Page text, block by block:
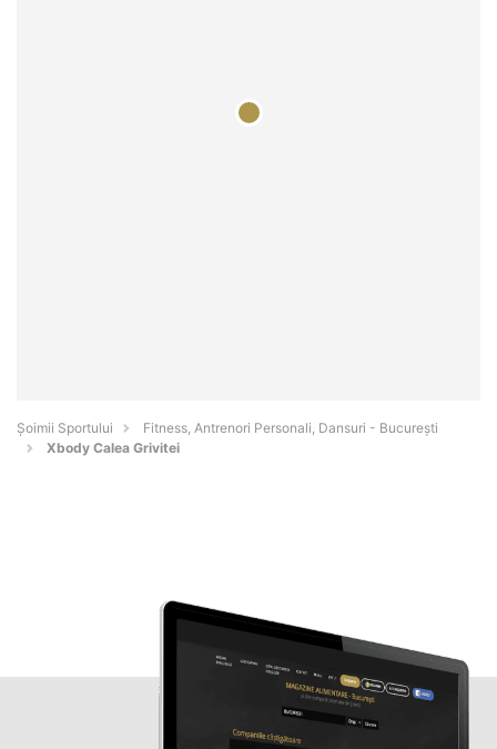
Șoimii Sportului
Fitness, Antrenori Personali, Dansuri - Bucureşti
Xbody Calea Grivitei